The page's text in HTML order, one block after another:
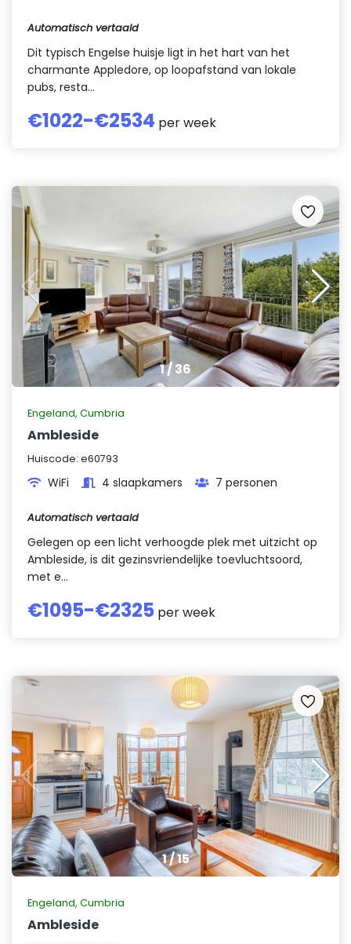
Automatisch vertaald
Dit typisch Engelse huisje ligt in het hart van het
charmante Appledore, op loopafstand van lokale
pubs, resta...
€1022-€2534 per week
1/36
Engeland, Cumbria
Ambleside
Huiscode: e60793
WiFi 4 slaapkamers 7 personen
Automatisch vertaald
Gelegen op een licht verhoogde plek met uitzicht op
Ambleside, is dit gezinsvriendelijke toevluchtsoord,
met e...
€1095-€2325 per week
1/15
Engeland, Cumbria
Ambleside